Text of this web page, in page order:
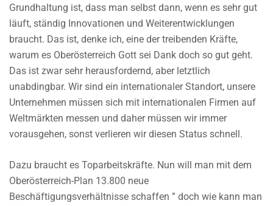
Grundhaltung ist, dass man selbst dann, wenn es sehr gut
läuft, ständig Innovationen und Weiterentwicklungen
braucht. Das ist, denke ich, eine der treibenden Kräfte,
warum es Oberösterreich Gott sei Dank doch so gut geht.
Das ist zwar sehr herausfordernd, aber letztlich
unabdingbar. Wir sind ein internationaler Standort, unsere
Unternehmen müssen sich mit internationalen Firmen auf
Weltmärkten messen und daher müssen wir immer
vorausgehen, sonst verlieren wir diesen Status schnell.
Dazu braucht es Toparbeitskräfte. Nun will man mit dem
Oberösterreich-Plan 13.800 neue
Beschäftigungsverhältnisse schaffen ” doch wie kann man